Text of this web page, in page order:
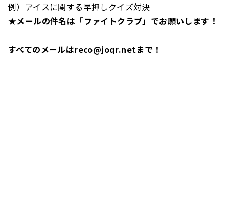
例）アイスに関する早押しクイズ対決
★メールの件名は「ファイトクラブ」でお願いします！
すべてのメールはreco@joqr.netまで！